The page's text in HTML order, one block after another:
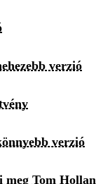
verzió
verzió
Tom